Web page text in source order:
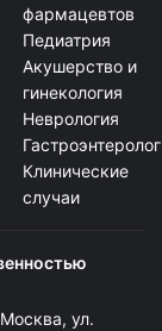
фармацевтов
Педиатрия
Акушерство и
гинекология
Неврология
Клинические
случаи
ул.